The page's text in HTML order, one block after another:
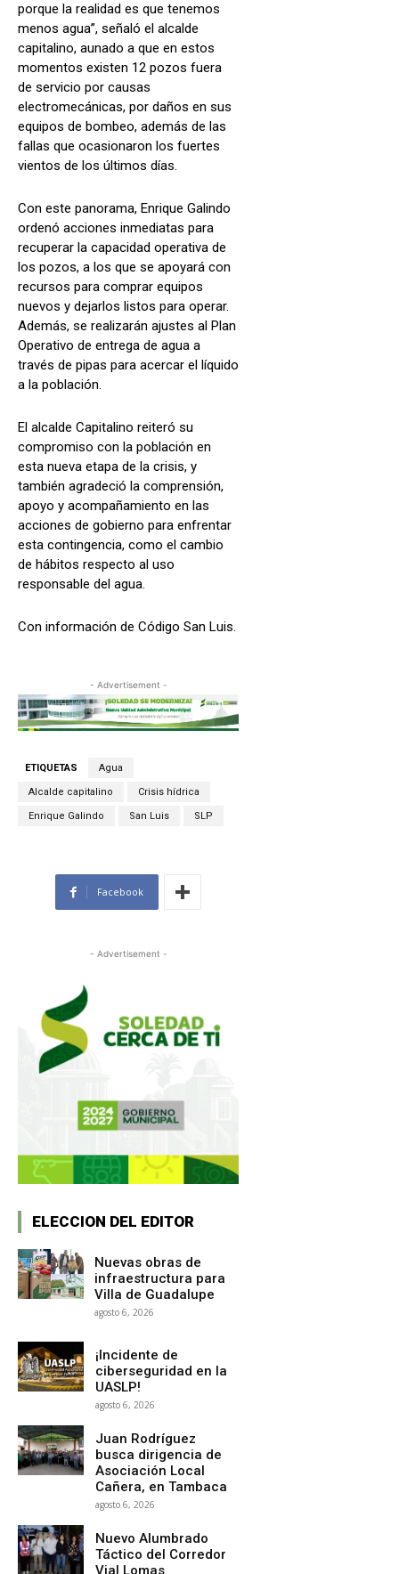
porque la realidad es que tenemos
menos agua”, señaló el alcalde
capitalino, aunado a que en estos
momentos existen 12 pozos fuera
de servicio por causas
electromecánicas, por daños en sus
equipos de bombeo, además de las
fallas que ocasionaron los fuertes
vientos de los últimos días.
Con este panorama, Enrique Galindo
ordenó acciones inmediatas para
recuperar la capacidad operativa de
los pozos, a los que se apoyará con
recursos para comprar equipos
nuevos y dejarlos listos para operar.
Además, se realizarán ajustes al Plan
Operativo de entrega de agua a
través de pipas para acercar el líquido
a la población.
El alcalde Capitalino reiteró su
compromiso con la población en
esta nueva etapa de la crisis, y
también agradeció la comprensión,
apoyo y acompañamiento en las
acciones de gobierno para enfrentar
esta contingencia, como el cambio
de hábitos respecto al uso
responsable del agua.
Con información de Código San Luis.
- Advertisement -
ETIQUETAS Agua
Alcalde capitalino Crisis hídrica
Enrique Galindo San Luis SLP
Facebook
- Advertisement -
ELECCION DEL EDITOR
Nuevas obras de
infraestructura para
Villa de Guadalupe
agosto 6, 2026
¡Incidente de
ciberseguridad en la
UASLP!
agosto 6, 2026
Juan Rodríguez
busca dirigencia de
Asociación Local
Cañera, en Tambaca
agosto 6, 2026
Nuevo Alumbrado
Táctico del Corredor